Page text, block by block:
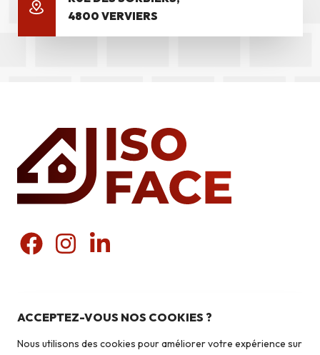
Briquettes
ACCEPTEZ-VOUS NOS COOKIES ?
Nous utilisons des cookies pour améliorer votre expérience sur
4800 VERVIERS
Liens utiles